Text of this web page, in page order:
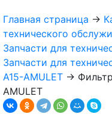
Главная страница →
технического
Запчасти для
Запчасти для
A15-AMULET →
AMULET